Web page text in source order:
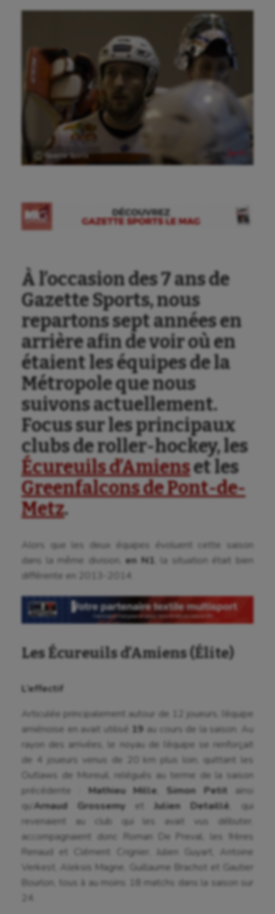
À l’occasion des 7 ans de
Gazette Sports, nous
repartons sept années en
arrière afin de voir où en
étaient les équipes de la
Métropole que nous
suivons actuellement.
Focus sur les principaux
clubs de roller-hockey, les
Écureuils d’Amienset les
Greenfalcons de Pont-de-
Metz.
Alors que les deux équipes évoluent cette saison
dans la même division,en N1 , la situation était bien
différente en 2013-2014.
Les Écureuils d’Amiens (Élite)
L’effectif
Articulée principalement autour de 12 joueurs, l’équipe
amiénoise en avait utilisé 19 au cours de la saison. Au
rayon des arrivées, le noyau de l’équipe se renforçait
de 4 joueurs venus de 20 km plus loin, quittant les
Outlaws de Moreuil, relégués au terme de la saison
précédente : Mathieu Mille Simon Petit ainsi
qu’ Arnaud Grossemy et Julien Detaillé , qui
revenaient au club qui les avait vus débuter,
accompagnaient donc Roman De Preval, les frères
Renaud et Clément Crignier, Julien Guyart, Antoine
Verkest, Aleksis Magne, Guillaume Brachot et Gautier
Bourlon, tous à au moins 18 matchs dans la saison sur
24.